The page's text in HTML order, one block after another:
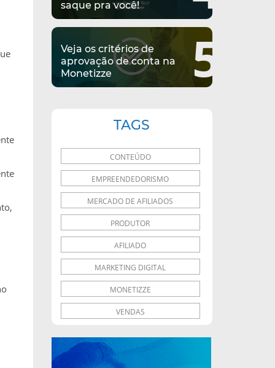
saque pra você!
5
Veja os critérios de
aprovação de conta na
Monetizze
TAGS
CONTEÚDO
EMPREENDEDORISMO
MERCADO DE AFILIADOS
PRODUTOR
AFILIADO
MARKETING DIGITAL
MONETIZZE
VENDAS